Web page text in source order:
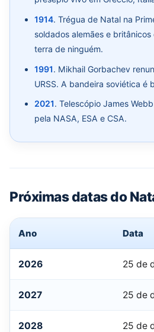
1914. Trégua de Natal na
soldados alemães e
terra de ninguém.
1991. Mikhail Gorbachev
URSS. A bandeira soviética é
2021. Telescópio James
pela NASA, ESA e CSA.
Próximas datas do
Ano Data
2026 25 de
2027 25 de
2028 25 de